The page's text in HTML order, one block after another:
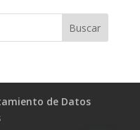
de Datos